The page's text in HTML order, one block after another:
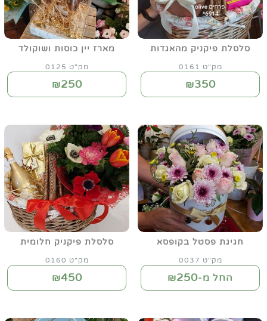
סלסלת פיקניק מהאגדות
מק"ט 0161
₪350
מארז יין כוסות ושוקולד
מק"ט 0125
₪250
חגיגת פסטל בקופסא
מק"ט 0037
החל מ-₪250
סלסלת פיקניק חלומית
מק"ט 0160
₪450